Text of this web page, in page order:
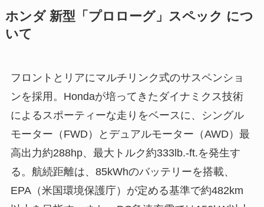
ホンダ 新型「プロローグ」スペック につ
いて
フロントとリアにマルチリンク式のサスペンショ
ンを採用。Hondaが培ってきたダイナミクス技術
によるスポーティーな走りをベースに、シングル
モーター（FWD）とデュアルモーター（AWD）最
高出力約288hp、最大トルク約333lb.-ft.を発生す
る。航続距離は、85kWhのバッテリーを搭載、
EPA（米国環境保護庁）が定める基準で約482km